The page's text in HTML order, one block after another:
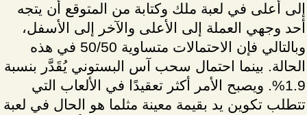
إلى أعلى في لعبة ملك وكتابة من المتوقع أن يتجه
أحد وجهي العملة إلى الأعلى والآخر إلى الأسفل،
وبالتالي فإن الاحتمالات متساوية 50/50 في هذه
الحالة. بينما احتمال سحب آس البستوني يُقَدَّر بنسبة
1.9%. ويصبح الأمر أكثر تعقيدًا في الألعاب التي
تتطلب تكوين يد بقيمة معينة مثلما هو الحال في لعبة